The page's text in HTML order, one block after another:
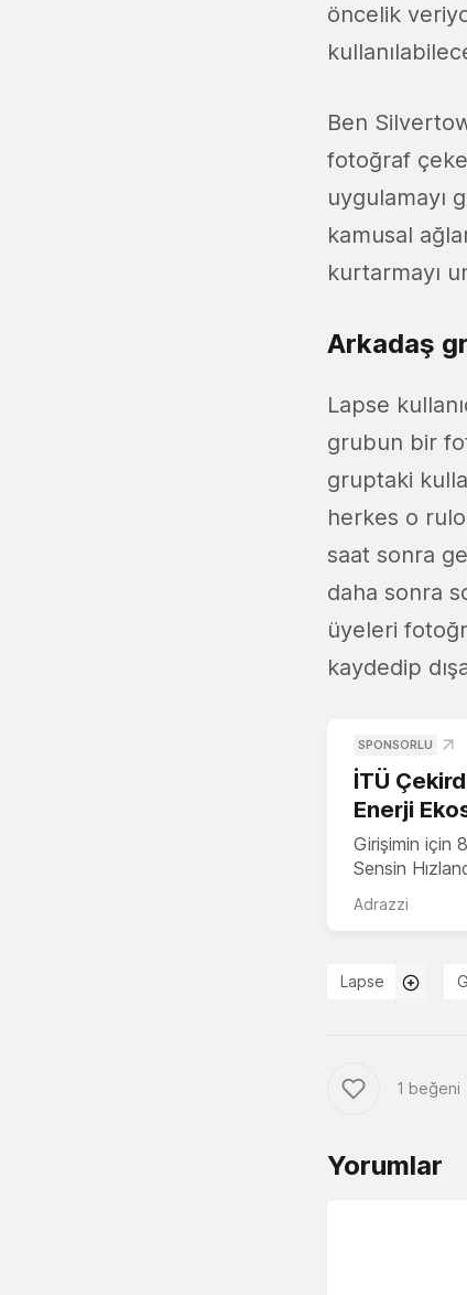
öncelik
Ben
fotoğraf
uygulamayı
kamusal
kurtarmayı
Arkadaş
Lapse
grubun bir
gruptaki
herkes o
saat sonra
daha sonra
üyeleri
kaydedip
SPONSORLU
İTÜ
Enerji
Girişimin için
Sensin
Adrazzi
Lapse
1 beğeni
Yorumlar